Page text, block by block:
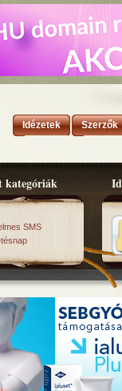
Idézetek Szerzők
kategóriák
SMS